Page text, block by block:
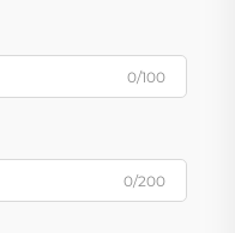
0/100
0/200